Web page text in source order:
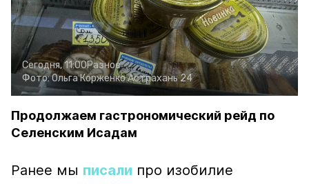
Сегодня, 11:00Разное
Фото:Ольга КорженкоАстрахань 24
Продолжаем гастрономический рейд по
Селенским Исадам
Ранее мы писали про изобилие